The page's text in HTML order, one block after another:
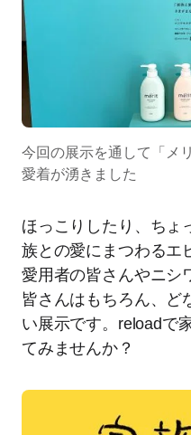
今回の展示を通して「メ
愛着が湧きました
ほっこりしたり、ちょ
族との愛にまつわるエ
愛用者の皆さんやニシ
皆さんはもちろん、ど
い展示です。reloadで
てみませんか？